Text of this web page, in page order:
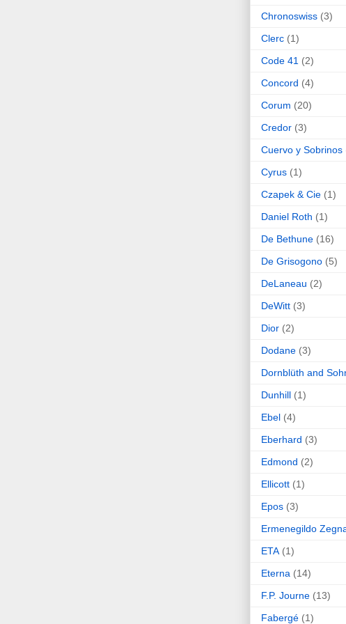
Chronoswiss (3)
Clerc (1)
Code 41 (2)
Concord (4)
Corum (20)
Credor (3)
Cuervo y Sobrinos
Cyrus (1)
Czapek & Cie (1)
Daniel Roth (1)
De Bethune (16)
De Grisogono (5)
DeLaneau (2)
DeWitt (3)
Dior (2)
Dodane (3)
Dornblüth and
Dunhill (1)
Ebel (4)
Eberhard (3)
Edmond (2)
Ellicott (1)
Epos (3)
Ermenegildo
ETA (1)
Eterna (14)
F.P. Journe (13)
Fabergé (1)